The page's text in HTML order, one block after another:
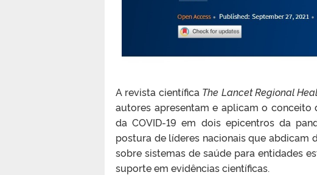
A revista científica The Lancet Regional
autores apresentam e aplicam o conceito
da COVID-19 em dois epicentros da
postura de líderes nacionais que abdicam
sobre sistemas de saúde para entidades
suporte em evidências científicas.